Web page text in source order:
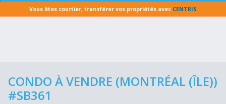
Vous êtes courtier, transférer vos propriétés avec CENTRIS
CONDO À VENDRE (MONTRÉAL (ÎLE))
#SB361